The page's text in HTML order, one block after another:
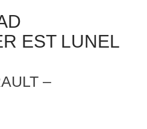
EST LUNEL
–